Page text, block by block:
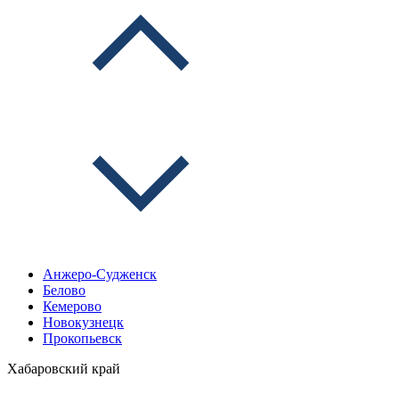
Анжеро-Судженск
Белово
Кемерово
Новокузнецк
Прокопьевск
Хабаровский край